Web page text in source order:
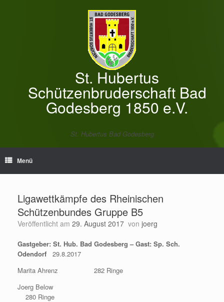
St. Hubertus
Schützenbruderschaft Bad
Godesberg 1850 e.V.
St. Hubertus Bad Godesberg
Menü
Ligawettkämpfe des Rheinischen
Schützenbundes Gruppe B5
Veröffentlicht am 29. August 2017 von joerg
Gastgeber: St. Hub. Bad Godesberg – Gast: Sp. Sch.
Odendorf 29.8.2017
Marita Ahrenz 282 Ringe
Joerg Below
280 Ringe